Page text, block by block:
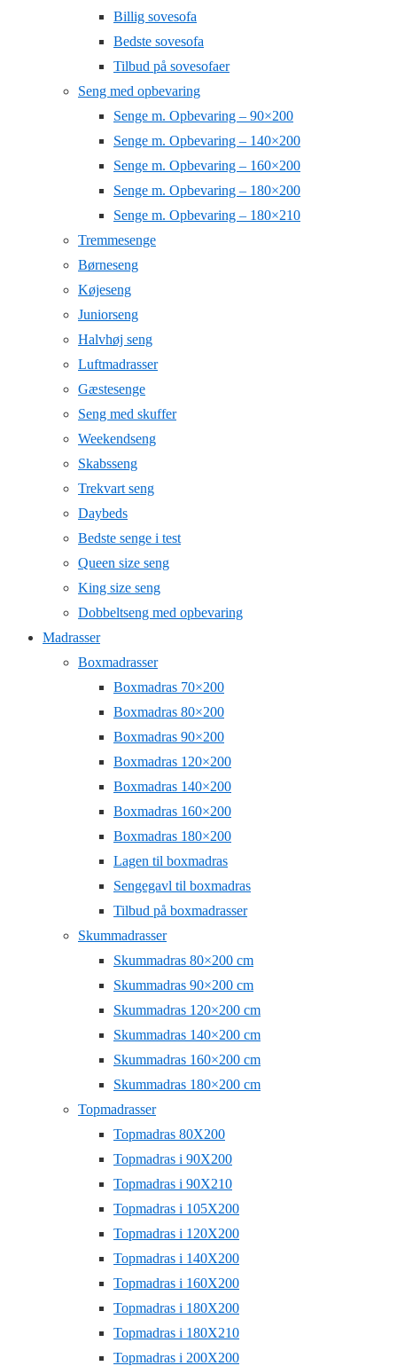
Billig sovesofa
Bedste sovesofa
Tilbud på sovesofaer
Seng med opbevaring
Senge m. Opbevaring – 90×200
Senge m. Opbevaring – 140×200
Senge m. Opbevaring – 160×200
Senge m. Opbevaring – 180×200
Senge m. Opbevaring – 180×210
Tremmesenge
Børneseng
Køjeseng
Juniorseng
Halvhøj seng
Luftmadrasser
Gæstesenge
Seng med skuffer
Weekendseng
Skabsseng
Trekvart seng
Daybeds
Bedste senge i test
Queen size seng
King size seng
Dobbeltseng med opbevaring
Madrasser
Boxmadrasser
Boxmadras 70×200
Boxmadras 80×200
Boxmadras 90×200
Boxmadras 120×200
Boxmadras 140×200
Boxmadras 160×200
Boxmadras 180×200
Lagen til boxmadras
Sengegavl til boxmadras
Tilbud på boxmadrasser
Skummadrasser
Skummadras 80×200 cm
Skummadras 90×200 cm
Skummadras 120×200 cm
Skummadras 140×200 cm
Skummadras 160×200 cm
Skummadras 180×200 cm
Topmadrasser
Topmadras 80X200
Topmadras i 90X200
Topmadras i 90X210
Topmadras i 105X200
Topmadras i 120X200
Topmadras i 140X200
Topmadras i 160X200
Topmadras i 180X200
Topmadras i 180X210
Topmadras i 200X200